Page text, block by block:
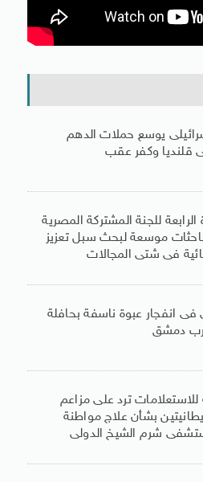
يوسع حملات الدهم
قلنديا وكفر عقب
الرابعة للجنة المشتركة المصرية
موسعة لبحث سبل تعزيز
فى شتى المجالات
انفجار عبوة ناسفة بحافلة
دمشق
للاستعلامات ترد على مزاعم
بشأن علاج مواطنة
شرم الشيخ الدولى